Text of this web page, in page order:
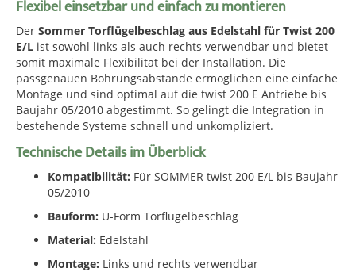
Flexibel einsetzbar und einfach zu montieren
Der Sommer Torflügelbeschlag aus Edelstahl für Twist 200
E/L ist sowohl links als auch rechts verwendbar und bietet
somit maximale Flexibilität bei der Installation. Die
passgenauen Bohrungsabstände ermöglichen eine einfache
Montage und sind optimal auf die twist 200 E Antriebe bis
Baujahr 05/2010 abgestimmt. So gelingt die Integration in
bestehende Systeme schnell und unkompliziert.
Technische Details im Überblick
Kompatibilität: Für SOMMER twist 200 E/L bis Baujahr
05/2010
Bauform: U-Form Torflügelbeschlag
Material: Edelstahl
Montage: Links und rechts verwendbar